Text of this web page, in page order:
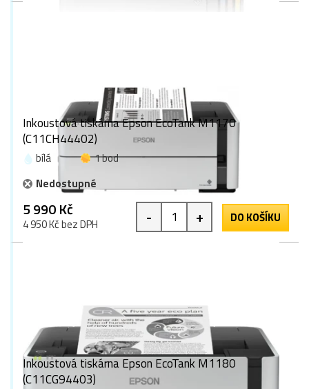
Inkoustová tiskárna Epson EcoTank M1170
(C11CH44402)
bílá
1 bod
Nedostupné
5 990 Kč
4 950 Kč bez DPH - + DO KOŠÍKU
Inkoustová tiskárna Epson EcoTank M1180
(C11CG94403)